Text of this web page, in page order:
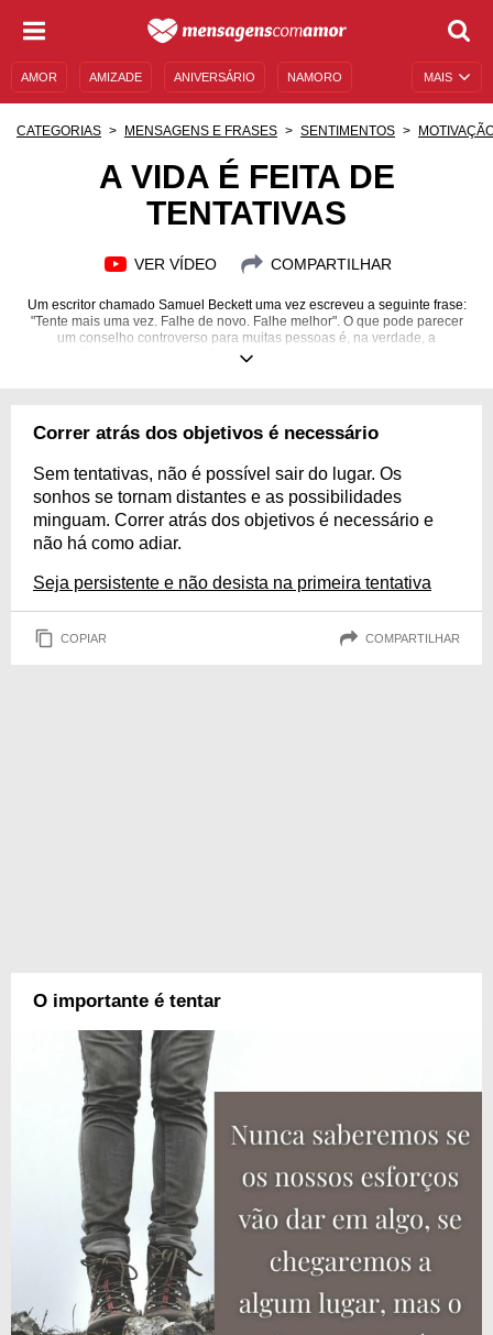
MAIS
AMOR AMIZADE ANIVERSÁRIO NAMORO
AUTOAJUDA
MENSAGENS E FRASES MENSAGENS DE ANIVERSÁRIO
CATEGORIAS MENSAGENS E FRASES SENTIMENTOS
A VIDA É FEITA DE
TENTATIVAS
VER VÍDEO COMPARTILHAR
Um escritor chamado Samuel Beckett uma vez escreveu a seguinte frase:
"Tente mais uma vez. Falhe de novo. Falhe melhor". O que pode parecer
um conselho controverso para muitas pessoas é, na verdade, a
constatação de um fato: a vida é feita de tentativas. Essas tentativas podem
preparamos e veja como incorporar as tentativas diárias ao seu cotidiano
Correr atrás dos objetivos é necessário
Sem tentativas, não é possível sair do lugar. Os
sonhos se tornam distantes e as possibilidades
minguam. Correr atrás dos objetivos é necessário e
não há como adiar.
Seja persistente e não desista na primeira tentativa
COPIAR COMPARTILHAR
O importante é tentar